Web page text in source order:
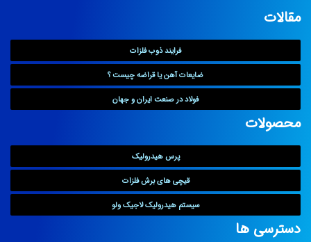
مقالات
فرایند ذوب فلزات
ضایعات آهن یا قراضه چیست ؟
فولاد در صنعت ایران و جهان
محصولات
پرس هیدرولیک
قیچی های برش فلزات
سیستم هیدرولیک لاجیک ولو
دسترسی ها